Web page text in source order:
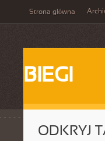
Strona główna
BIEGI
ODKRYJ